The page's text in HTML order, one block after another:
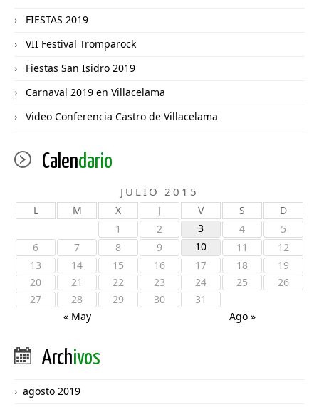
FIESTAS 2019
VII Festival Tromparock
Fiestas San Isidro 2019
Carnaval 2019 en Villacelama
Video Conferencia Castro de Villacelama
Calendario
JULIO 2015
L M X J V S D
« May Ago »
1 2 3 4
5
6
7 8 9 10 11
12
13
14 15 16 17 18
19
20
21 22 23 24 25
26
27
28 29 30 31
Archivos
agosto 2019